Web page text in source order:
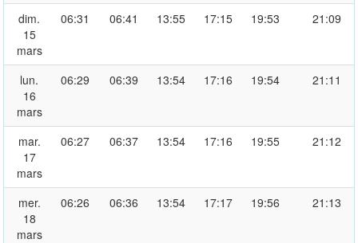
dim.
15
mars
06:31 06:41 13:55 17:15 19:53 21:09
lun.
16
mars
06:29 06:39 13:54 17:16 19:54 21:11
mar.
17
mars
06:27 06:37 13:54 17:16 19:55 21:12
mer.
18
mars
06:26 06:36 13:54 17:17 19:56 21:13